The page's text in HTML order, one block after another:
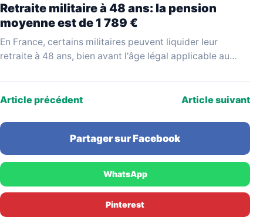
Retraite militaire à 48 ans: la pension
moyenne est de 1 789 €
En France, certains militaires peuvent liquider leur
retraite à 48 ans, bien avant l'âge légal applicable au
Article précédent Article suivant
Partager sur Facebook
WhatsApp
Pinterest